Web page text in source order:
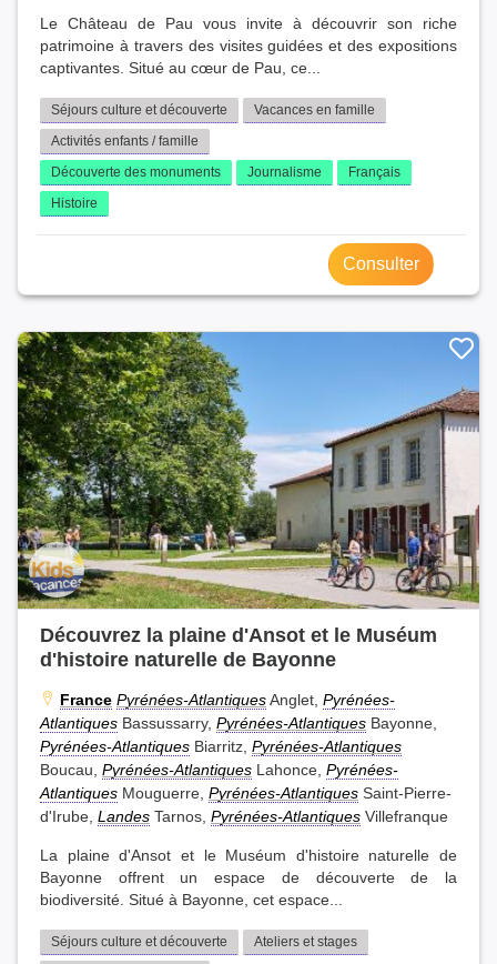
Le Château de Pau vous invite à découvrir son riche
patrimoine à travers des visites guidées et des expositions
captivantes. Situé au cœur de Pau, ce...
Séjours culture et découverte
Vacances en famille
Activités enfants / famille
Découverte des monuments
Journalisme
Français
Histoire
Consulter
Découvrez la plaine d'Ansot et le Muséum
d'histoire naturelle de Bayonne
France Pyrénées-AtlantiquesAnglet, Pyrénées-
Atlantiques Bassussarry, Pyrénées-Atlantiques Bayonne,
Pyrénées-Atlantiques Biarritz, Pyrénées-Atlantiques
Boucau, Pyrénées-Atlantiques Lahonce, Pyrénées-
Atlantiques Mouguerre, Pyrénées-Atlantiques Saint-Pierre-
d'Irube, Landes Tarnos, Pyrénées-Atlantiques Villefranque
La plaine d'Ansot et le Muséum d'histoire naturelle de
Bayonne offrent un espace de découverte de la
biodiversité. Situé à Bayonne, cet espace...
Séjours culture et découverte
Ateliers et stages